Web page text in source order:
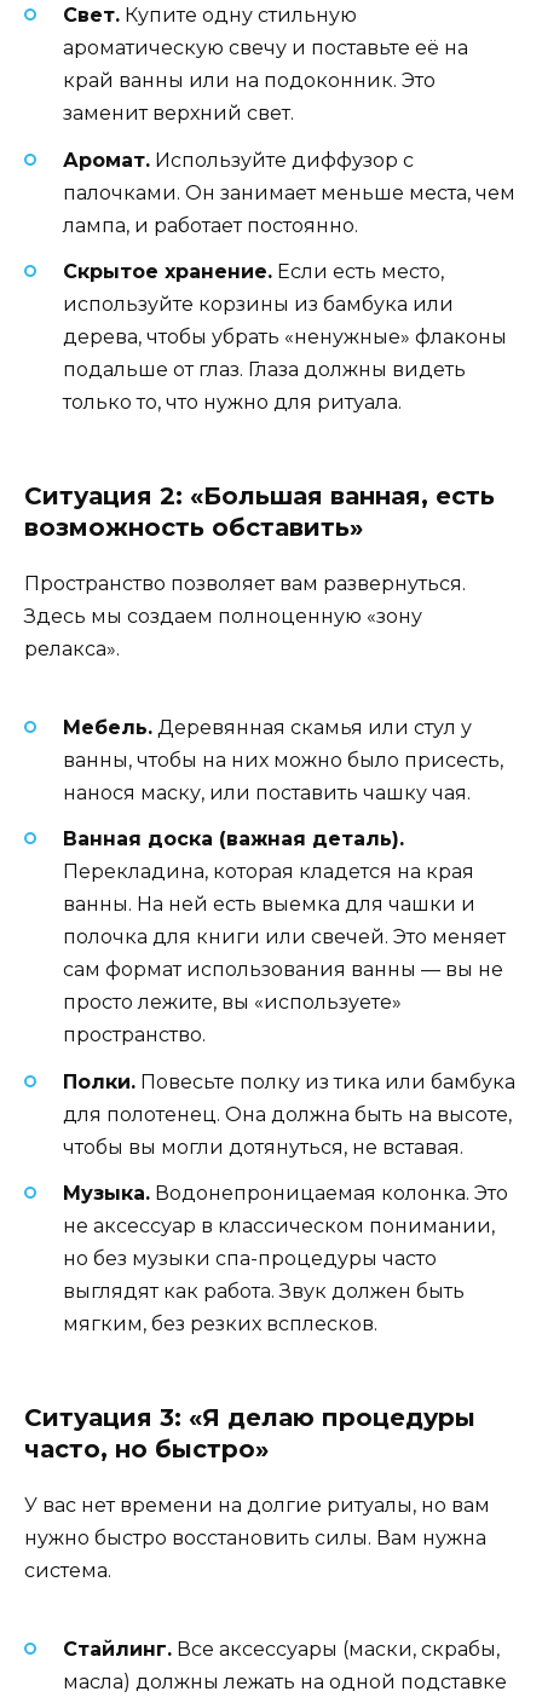
Свет. Купите одну стильную
ароматическую свечу и поставьте её на
край ванны или на подоконник. Это
заменит верхний свет.
Аромат. Используйте диффузор с
палочками. Он занимает меньше места, чем
лампа, и работает постоянно.
Скрытое хранение. Если есть место,
используйте корзины из бамбука или
дерева, чтобы убрать «ненужные» флаконы
подальше от глаз. Глаза должны видеть
только то, что нужно для ритуала.
Ситуация 2: «Большая ванная, есть
возможность обставить»
Пространство позволяет вам развернуться.
Здесь мы создаем полноценную «зону
релакса».
Мебель. Деревянная скамья или стул у
ванны, чтобы на них можно было присесть,
нанося маску, или поставить чашку чая.
Ванная доска (важная деталь).
Перекладина, которая кладется на края
ванны. На ней есть выемка для чашки и
полочка для книги или свечей. Это меняет
сам формат использования ванны — вы не
просто лежите, вы «используете»
пространство.
Полки. Повесьте полку из тика или бамбука
для полотенец. Она должна быть на высоте,
чтобы вы могли дотянуться, не вставая.
Музыка. Водонепроницаемая колонка. Это
не аксессуар в классическом понимании,
но без музыки спа-процедуры часто
выглядят как работа. Звук должен быть
мягким, без резких всплесков.
Ситуация 3: «Я делаю процедуры
часто, но быстро»
У вас нет времени на долгие ритуалы, но вам
нужно быстро восстановить силы. Вам нужна
система.
Стайлинг. Все аксессуары (маски, скрабы,
масла) должны лежать на одной подставке